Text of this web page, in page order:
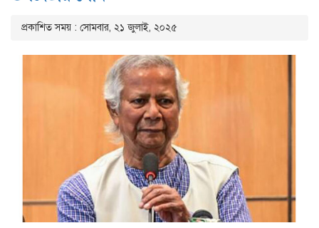
প্রকাশিত সময় : সোমবার, ২১ জুলাই, ২০২৫